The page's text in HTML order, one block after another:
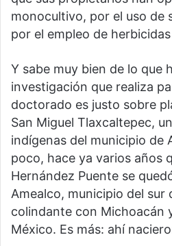
monocultivo, por el uso de
por el empleo de
Y sabe muy bien de lo que
investigación que realiza
doctorado es justo sobre
San Miguel Tlaxcaltepec,
indígenas del municipio de
poco, hace ya varios años
Hernández Puente se
Amealco, municipio del sur
colindante con Michoacán
México. Es más: ahí